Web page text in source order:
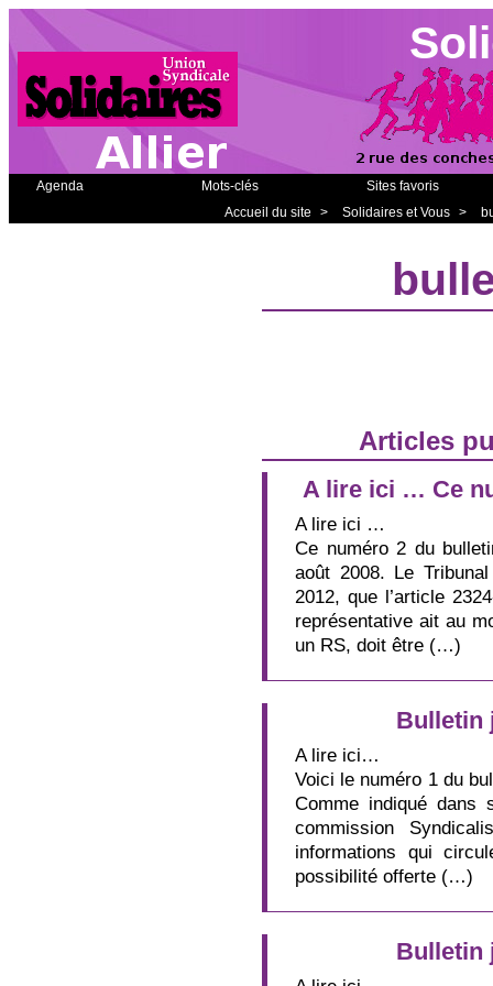
Agenda Mots-clés
Sites favoris
Accueil du site
> Solidaires et Vous >
Articles
A lire ici … Ce
A lire ici …
Ce numéro 2 du
août 2008. Le
2012, que l’article
représentative ait au
un RS, doit être (…)
Bulletin
A lire ici…
Voici le numéro 1 du
Comme indiqué dans
commission
informations qui
possibilité offerte (…)
Bulletin